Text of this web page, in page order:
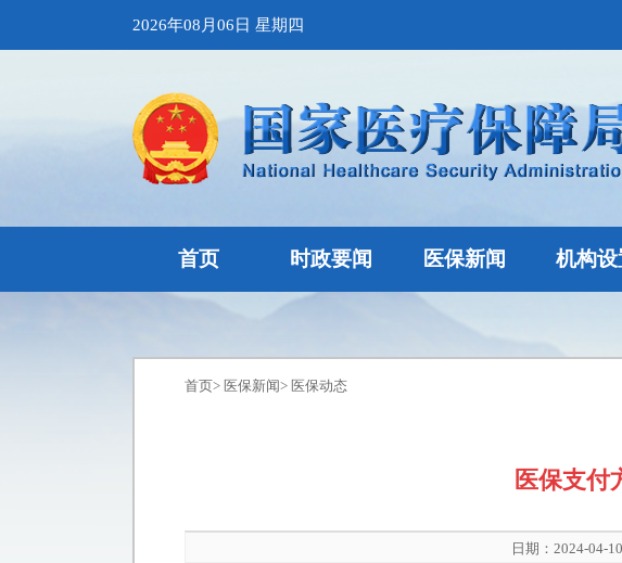
2026年08月06日 星期四
首页 时政要闻 医保新闻 机构设
首页> 医保新闻> 医保动态
医保支付
日期：2024-04-10